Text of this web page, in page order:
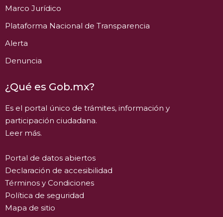
Marco Jurídico
Plataforma Nacional de Transparencia
Alerta
Denuncia
¿Qué es Gob.mx?
Es el portal único de trámites, información y
participación ciudadana.
Leer más.
Portal de datos abiertos
Declaración de accesibilidad
Términos y Condiciones
Política de seguridad
Mapa de sitio